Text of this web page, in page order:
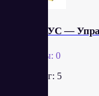
АЛТИУС —
Отзывы: 0
Рейтинг: 5